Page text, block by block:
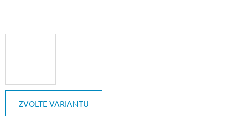
ZVOLTE VARIANTU